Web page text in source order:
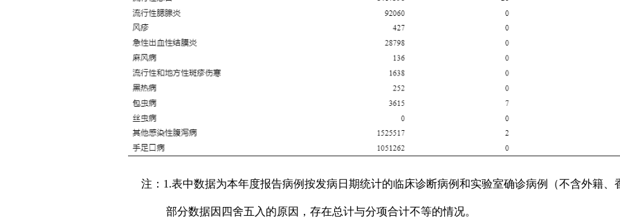
注：1.表中数据为本年度报告病例按发病日期统计的临床诊断病例和实验室确诊病例（不含外籍
部分数据因四舍五入的原因，存在总计与分项合计不等的情况。